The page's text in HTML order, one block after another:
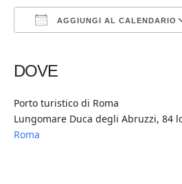
AGGIUNGI AL CALENDARIO
DOVE
Porto turistico di Roma
Lungomare Duca degli Abruzzi, 84
Roma